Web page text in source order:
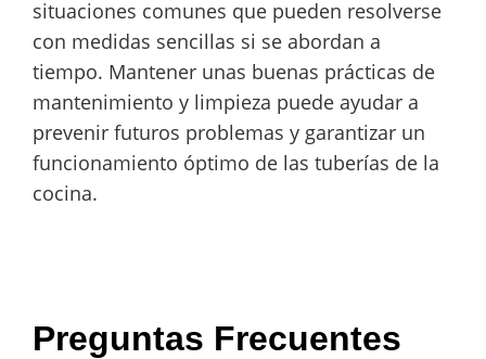
situaciones comunes que pueden resolverse
con medidas sencillas si se abordan a
tiempo. Mantener unas buenas prácticas de
mantenimiento y limpieza puede ayudar a
prevenir futuros problemas y garantizar un
funcionamiento óptimo de las tuberías de la
cocina.
Preguntas Frecuentes